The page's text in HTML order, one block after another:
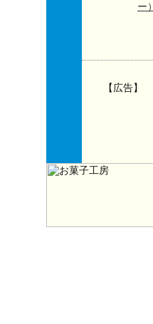
ー）
【広告】